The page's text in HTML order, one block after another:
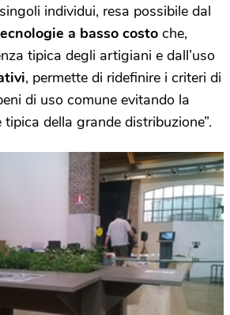
individui, resa possibile dal
a basso costo che,
tipica degli artigiani e dall’uso
, permette di ridefinire i criteri di
di uso comune evitando la
della grande distribuzione”.